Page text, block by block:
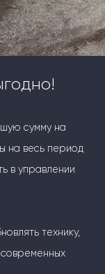
сумму на
на весь период
в управлении
технику,